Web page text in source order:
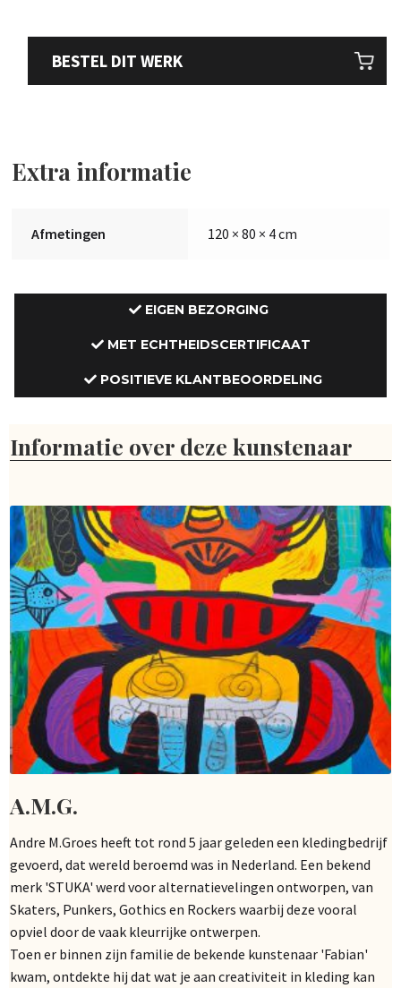
BESTEL DIT WERK
Extra informatie
Afmetingen 120 × 80 × 4 cm
EIGEN BEZORGING
MET ECHTHEIDSCERTIFICAAT
POSITIEVE KLANTBEOORDELING
Informatie over deze kunstenaar
A.M.G.
Andre M.Groes heeft tot rond 5 jaar geleden een kledingbedrijf
gevoerd, dat wereld beroemd was in Nederland. Een bekend
merk 'STUKA' werd voor alternatievelingen ontworpen, van
Skaters, Punkers, Gothics en Rockers waarbij deze vooral
opviel door de vaak kleurrijke ontwerpen.
Toen er binnen zijn familie de bekende kunstenaar 'Fabian'
kwam, ontdekte hij dat wat je aan creativiteit in kleding kan